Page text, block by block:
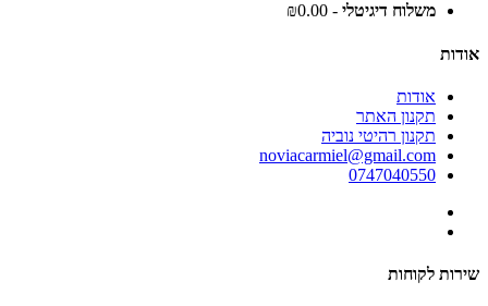
משלוח דיגיטלי - ₪0.00
אודות
אודות
תקנון האתר
תקנון רהיטי נוביה
noviacarmiel@gmail.com
0747040550
שירות לקוחות